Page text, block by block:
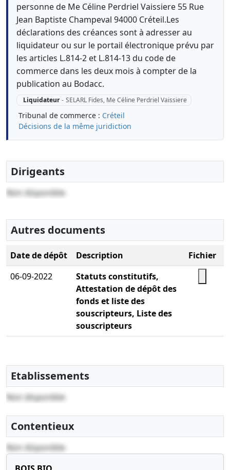
personne de Me Céline Perdriel Vaissiere 55 Rue
Jean Baptiste Champeval 94000 Créteil.Les
déclarations des créances sont à adresser au
liquidateur ou sur le portail électronique prévu par
les articles L.814-2 et L.814-13 du code de
commerce dans les deux mois à compter de la
publication au Bodacc.
Liquidateur - SELARL Fides, Me Céline Perdriel Vaissiere
Tribunal de commerce : Créteil
Décisions de la même juridiction
Dirigeants
Non disponible
Autres documents
Date de dépôt Description
Fichier
06-09-2022
Statuts constitutifs,
Attestation de dépôt des
fonds et liste des
souscripteurs, Liste des
souscripteurs
Etablissements
Non disponible
Contentieux
Non disponible